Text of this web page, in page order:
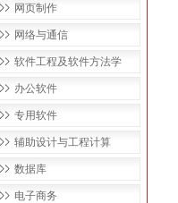
网页制作
网络与通信
软件工程及软件方法学
办公软件
专用软件
辅助设计与工程计算
数据库
电子商务